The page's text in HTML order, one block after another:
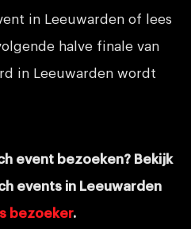
in Leeuwarden of lees
halve finale van
in Leeuwarden wordt
event bezoeken? Bekijk
events in Leeuwarden
bezoeker.